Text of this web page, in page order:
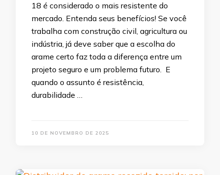
18 é considerado o mais resistente do
mercado. Entenda seus benefícios! Se você
trabalha com construção civil, agricultura ou
indústria, já deve saber que a escolha do
arame certo faz toda a diferença entre um
projeto seguro e um problema futuro. E
quando o assunto é resistência,
durabilidade …
10 DE NOVEMBRO DE 2025